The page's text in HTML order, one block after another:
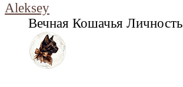
Aleksey
Вечная Кошачья Личность